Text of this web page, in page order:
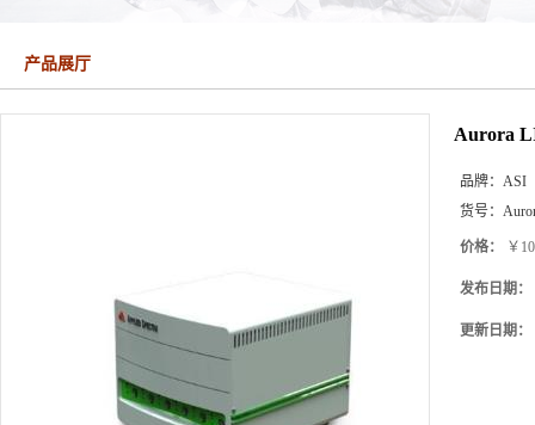
产品展厅
Aurora
品牌： ASI
货号：
价格： ￥
发布日期：
更新日期：